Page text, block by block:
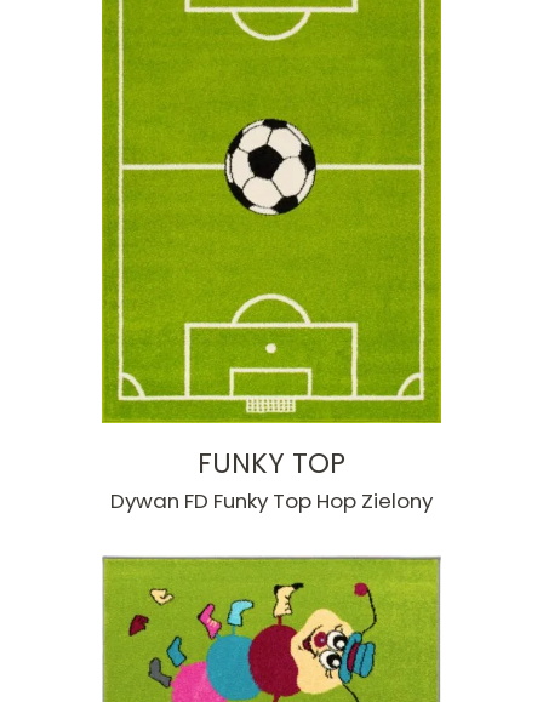
FUNKY TOP
Dywan FD Funky Top Hop Zielony